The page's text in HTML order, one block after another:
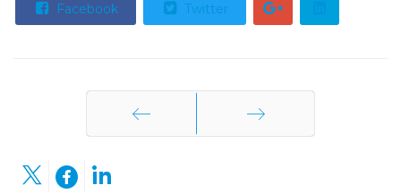
Facebook Twitter